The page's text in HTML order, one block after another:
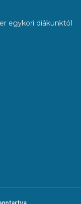
egykori diákunktól